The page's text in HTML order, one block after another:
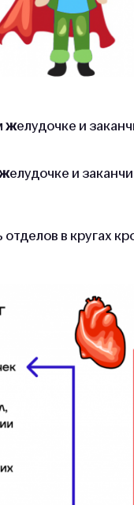
желудочке и
елудочке и
в кругах